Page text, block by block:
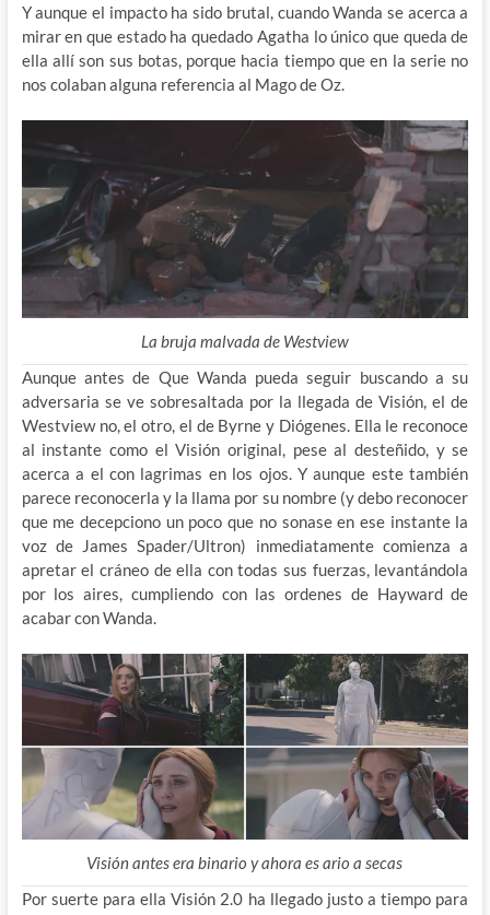
Y aunque el impacto ha sido brutal, cuando Wanda se acerca a
mirar en que estado ha quedado Agatha lo único que queda de
ella allí son sus botas, porque hacia tiempo que en la serie no
nos colaban alguna referencia al Mago de Oz.
La bruja malvada de Westview
Aunque antes de Que Wanda pueda seguir buscando a su
adversaria se ve sobresaltada por la llegada de Visión, el de
Westview no, el otro, el de Byrne y Diógenes. Ella le reconoce
al instante como el Visión original, pese al desteñido, y se
acerca a el con lagrimas en los ojos. Y aunque este también
parece reconocerla y la llama por su nombre (y debo reconocer
que me decepciono un poco que no sonase en ese instante la
voz de James Spader/Ultron) inmediatamente comienza a
apretar el cráneo de ella con todas sus fuerzas, levantándola
por los aires, cumpliendo con las ordenes de Hayward de
acabar con Wanda.
Visión antes era binario y ahora es ario a secas
Por suerte para ella Visión 2.0 ha llegado justo a tiempo para